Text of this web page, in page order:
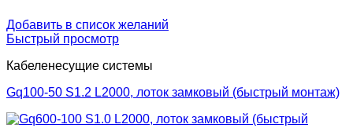
Добавить в список желаний
Быстрый просмотр
Кабеленесущие системы
Gq100-50 S1.2 L2000, лоток замковый (быстрый монтаж)